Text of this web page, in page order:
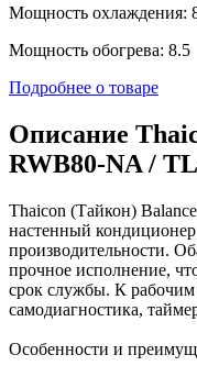
Мощность охлаждения:
Мощность обогрева: 8.5
Подробнее о товаре
Описание
RWB80-NA /
Thaicon (Тайкон)
настенный
производительности.
прочное исполнение,
срок службы. К рабочим
самодиагностика,
Особенности и